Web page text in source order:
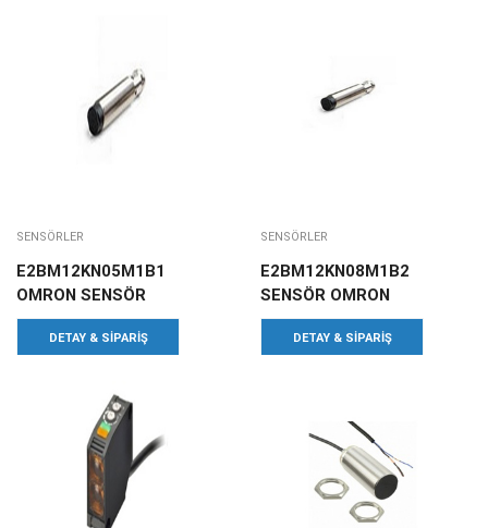
SENSÖRLER
E2BM12KN05M1B1
OMRON SENSÖR
DETAY & SIPARIŞ
SENSÖRLER
E2BM12KN08M1B2
SENSÖR OMRON
DETAY & SIPARIŞ